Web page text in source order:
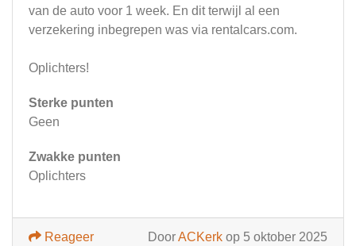
van de auto voor 1 week. En dit terwijl al een
verzekering inbegrepen was via rentalcars.com.
Oplichters!
Sterke punten
Geen
Zwakke punten
Oplichters
DoorACKerk op 5 oktober 2025
Reageer